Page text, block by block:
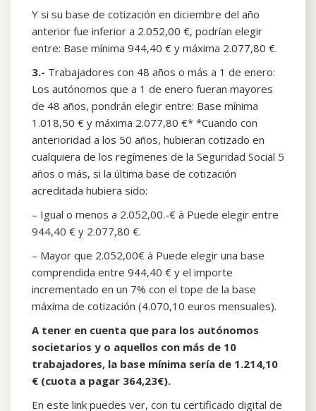
Y si su base de cotización en diciembre del año
anterior fue inferior a 2.052,00 €, podrían elegir
entre: Base mínima 944,40 € y máxima 2.077,80 €.
3.- Trabajadores con 48 años o más a 1 de enero:
Los autónomos que a 1 de enero fueran mayores
de 48 años, pondrán elegir entre: Base mínima
1.018,50 € y máxima 2.077,80 €* *Cuando con
anterioridad a los 50 años, hubieran cotizado en
cualquiera de los regímenes de la Seguridad Social 5
años o más, si la última base de cotización
acreditada hubiera sido:
– Igual o menos a 2.052,00.-€ à Puede elegir entre
944,40 € y 2.077,80 €.
– Mayor que 2.052,00€ à Puede elegir una base
comprendida entre 944,40 € y el importe
incrementado en un 7% con el tope de la base
máxima de cotización (4.070,10 euros mensuales).
A tener en cuenta que para los autónomos
societarios y o aquellos con más de 10
trabajadores, la base mínima sería de 1.214,10
€ (cuota a pagar 364,23€).
En este link puedes ver, con tu certificado digital de